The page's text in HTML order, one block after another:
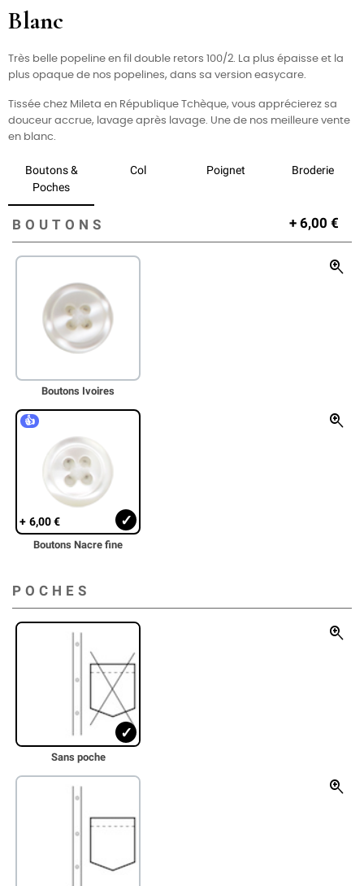
Blanc
Très belle popeline en fil double retors 100/2. La plus épaisse et la
plus opaque de nos popelines, dans sa version easycare.
Tissée chez Mileta en République Tchèque, vous apprécierez sa
douceur accrue, lavage après lavage. Une de nos meilleure vente
en blanc.
Boutons &
Poches
Col Poignet Broderie
BOUTONS + 6,00 €
Boutons Ivoires
zoom_in
+ 6,00€
Boutons Nacre fine
👍 zoom_in
POCHES
Sans poche
zoom_in
zoom_in